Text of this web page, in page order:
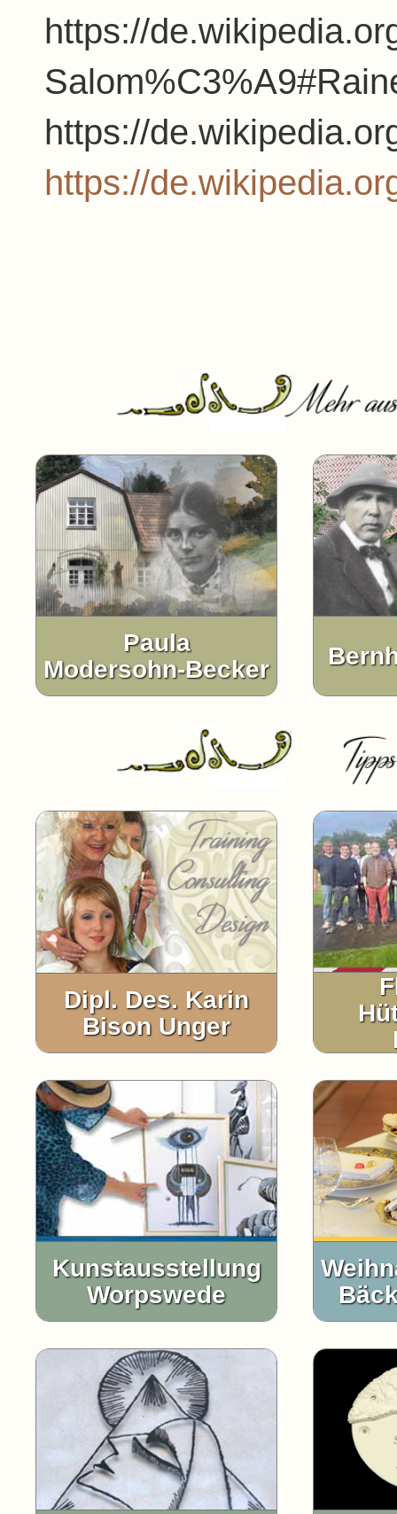
https://
https://
https://
Paula
Modersohn-Becker
Dipl. Des. Karin
Bison Unger
Kunstausstellung
Worpswede